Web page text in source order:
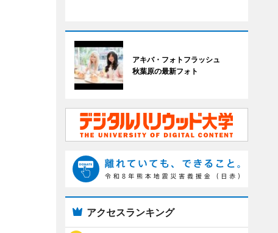
アキバ・フォトフラッシュ
秋葉原の最新フォト
アクセスランキング